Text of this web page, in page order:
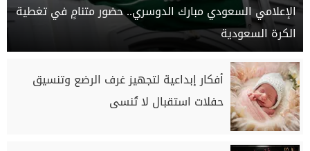
الإعلامي السعودي مبارك الدوسري.. حضور متنامٍ في تغطية
الكرة السعودية
أفكار إبداعية لتجهيز غرف الرضع وتنسيق
حفلات استقبال لا تُنسى